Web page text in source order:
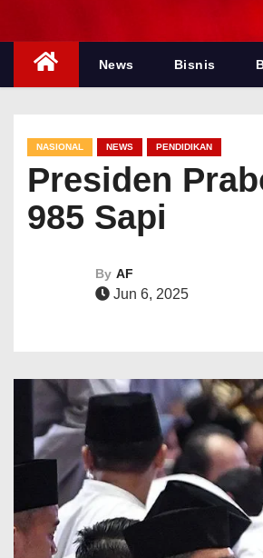
News Bisnis
NASIONAL NEWS PENDIDIKAN
Presiden
985 Sapi
By AF
Jun 6, 2025